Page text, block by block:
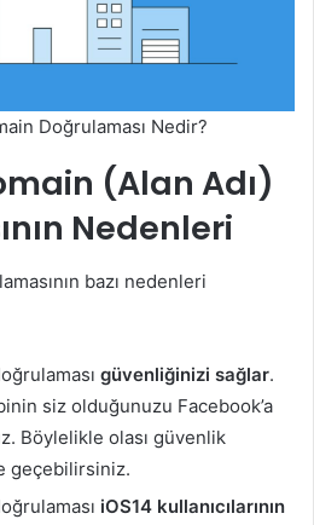
Doğrulaması Nedir?
(Alan Adı)
Nedenleri
bazı nedenleri
güvenliğinizi sağlar.
siz olduğunuzu Facebook’a
Böylelikle olası güvenlik
geçebilirsiniz.
iOS14 kullanıcılarının